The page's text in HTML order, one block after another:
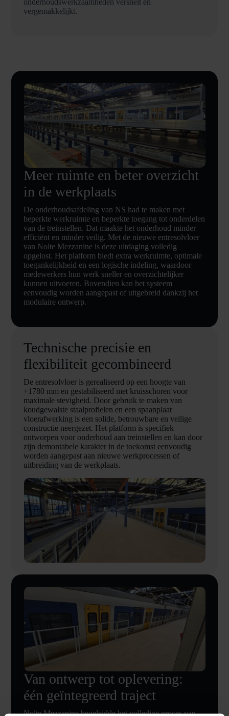
onderhoudswerkzaamheden versnelt en
vergemakkelijkt.
Meer ruimte en beter overzicht
in de werkplaats
De onderhoudsafdeling van NS had te maken met
beperkte werkruimte en beperkte toegang tot onderdelen
van de treinstellen. Dat maakte het onderhoud minder
efficiënt en minder veilig. Met de nieuwe entresolvloer
van Nolte Mezzanine is deze uitdaging volledig
opgelost. Het platform biedt extra werkruimte, optimale
toegankelijkheid en een logische indeling, waardoor
medewerkers hun werk sneller en overzichtelijker
kunnen uitvoeren. Bovendien kan het systeem
eenvoudig worden aangepast of uitgebreid dankzij het
modulaire ontwerp.
Technische precisie en
flexibiliteit gecombineerd
De entresolvloer is gerealiseerd op een hoogte van
+1780 mm en gestabiliseerd met kruisschoren voor
maximale stevigheid. Door gebruik te maken van
koudgewalste staalprofielen en een spaanplaat
vloerafwerking is een solide, betrouwbare en veilige
constructie neergezet. Het platform is specifiek
ontworpen voor onderhoud aan treinstellen en kan door
zijn demontabele karakter in de toekomst eenvoudig
worden aangepast aan nieuwe werkprocessen of
uitbreiding van de werkplaats.
Van ontwerp tot oplevering:
één geïntegreerd traject
Nolte Mezzanine begeleidde het volledige proces van